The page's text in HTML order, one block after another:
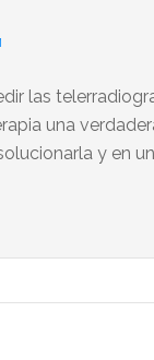
las
una
y en